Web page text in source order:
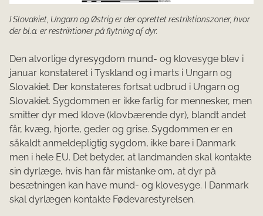
I Slovakiet, Ungarn og Østrig er der oprettet restriktionszoner, hvor
der bl.a. er restriktioner på flytning af dyr.
Den alvorlige dyresygdom mund- og klovesyge blev i
januar konstateret i Tyskland og i marts i Ungarn og
Slovakiet. Der konstateres fortsat udbrud i Ungarn og
Slovakiet. Sygdommen er ikke farlig for mennesker, men
smitter dyr med klove (klovbærende dyr), blandt andet
får, kvæg, hjorte, geder og grise. Sygdommen er en
såkaldt anmeldepligtig sygdom, ikke bare i Danmark
men i hele EU. Det betyder, at landmanden skal kontakte
sin dyrlæge, hvis han får mistanke om, at dyr på
besætningen kan have mund- og klovesyge. I Danmark
skal dyrlægen kontakte Fødevarestyrelsen.